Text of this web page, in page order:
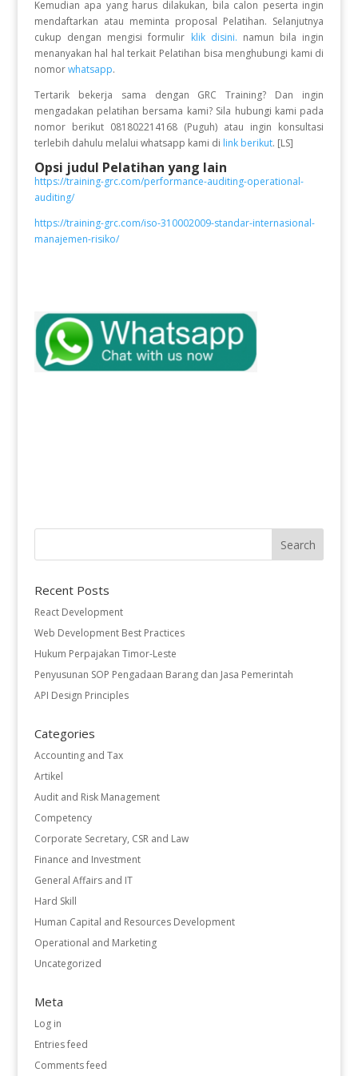
Kemudian apa yang harus dilakukan, bila calon peserta ingin
mendaftarkan atau meminta proposal Pelatihan. Selanjutnya
cukup dengan mengisi formulir klik disini. namun bila ingin
menanyakan hal hal terkait Pelatihan bisa menghubungi kami di
nomor whatsapp.
Tertarik bekerja sama dengan GRC Training? Dan ingin
mengadakan pelatihan bersama kami? Sila hubungi kami pada
nomor berikut 081802214168 (Puguh) atau ingin konsultasi
terlebih dahulu melalui whatsapp kami di link berikut. [LS]
Opsi judul Pelatihan yang lain
https://training-grc.com/performance-auditing-operational-
auditing/
https://training-grc.com/iso-310002009-standar-internasional-
manajemen-risiko/
Recent Posts
React Development
Web Development Best Practices
Hukum Perpajakan Timor-Leste
Penyusunan SOP Pengadaan Barang dan Jasa Pemerintah
API Design Principles
Categories
Accounting and Tax
Artikel
Audit and Risk Management
Competency
Corporate Secretary, CSR and Law
Finance and Investment
General Affairs and IT
Hard Skill
Human Capital and Resources Development
Operational and Marketing
Uncategorized
Meta
Log in
Entries feed
Comments feed